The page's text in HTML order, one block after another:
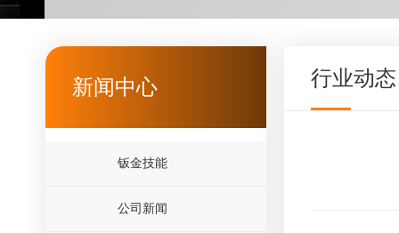
新闻中心
钣金技能
公司新闻
行业动态